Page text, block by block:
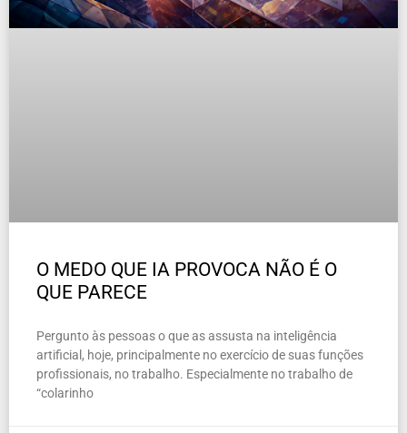
O MEDO QUE IA PROVOCA NÃO É O
QUE PARECE
Pergunto às pessoas o que as assusta na inteligência
artificial, hoje, principalmente no exercício de suas funções
profissionais, no trabalho. Especialmente no trabalho de
“colarinho